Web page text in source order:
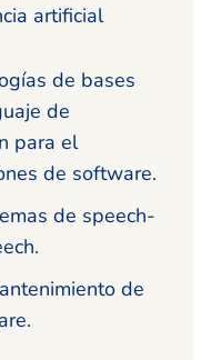
artificial
de bases
de
para el
de software.
de speech-
de